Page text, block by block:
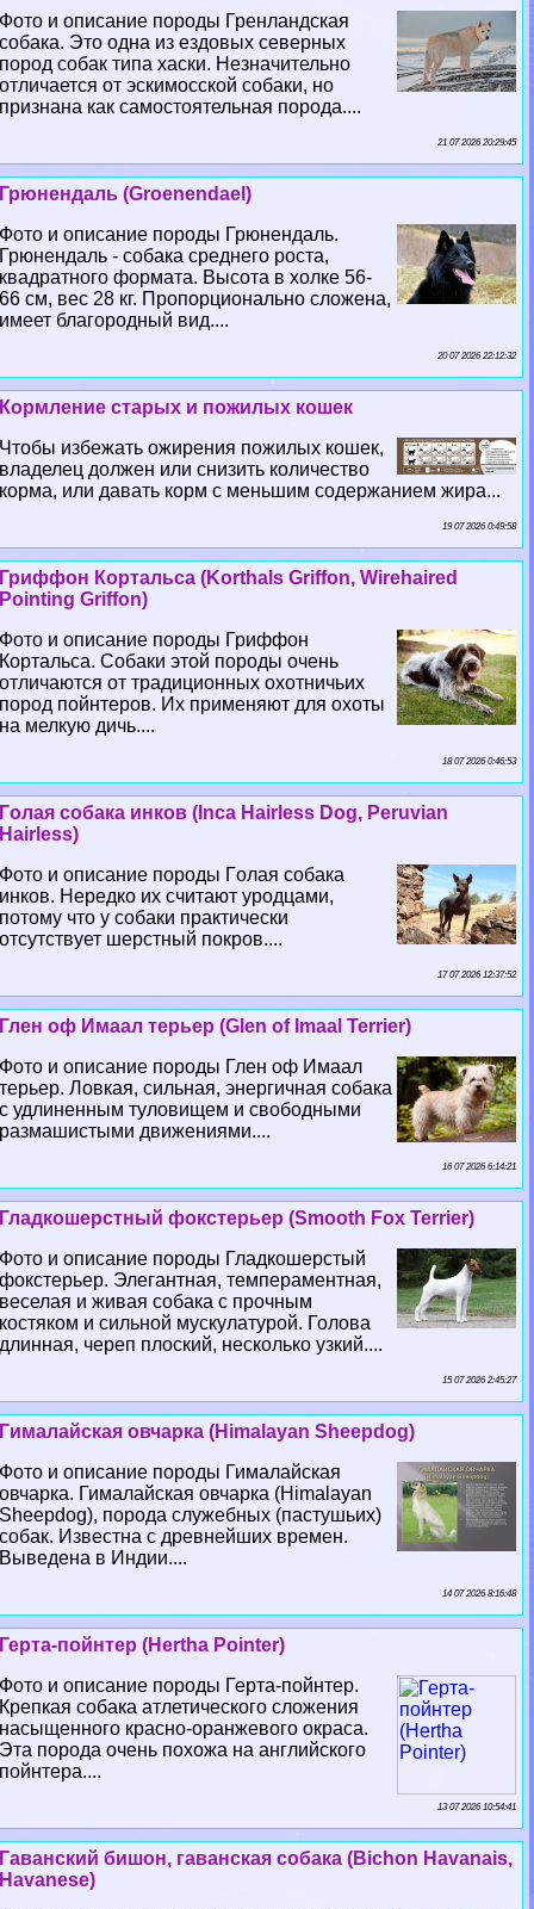
Фото и описание породы Гренландская
собака. Это одна из ездовых северных
пород собак типа хаски. Незначительно
отличается от эскимосской собаки, но
признана как самостоятельная порода....
21 07 2026 20:29:45
Грюнендаль (Groenendael)
Фото и описание породы Грюнендаль.
Грюнендаль - собака среднего роста,
квадратного формата. Высота в холке 56-
66 см, вес 28 кг. Пропорционально сложена,
имеет благородный вид....
20 07 2026 22:12:32
Кормление старых и пожилых кошек
Чтобы избежать ожирения пожилых кошек,
владелец должен или снизить количество
корма, или давать корм с меньшим содержанием жира...
19 07 2026 0:49:58
Гриффон Кортальса (Korthals Griffon, Wirehaired
Pointing Griffon)
Фото и описание породы Гриффон
Кортальса. Собаки этой породы очень
отличаются от традиционных охотничьих
пород пойнтеров. Их применяют для охоты
на мелкую дичь....
18 07 2026 0:46:53
Гoлая собака инков (Inca Hairless Dog, Peruvian
Hairless)
Фото и описание породы Гoлая собака
инков. Нередко их считают уpoдцами,
потому что у собаки пpaктически
отсутствует шерстный покров....
17 07 2026 12:37:52
Глен оф Имаал терьер (Glen of Imaal Terrier)
Фото и описание породы Глен оф Имаал
терьер. Ловкая, сильная, энергичная собака
с удлиненным туловищем и свободными
размашистыми движениями....
16 07 2026 6:14:21
Гладкошерстный фокстерьер (Smooth Fox Terrier)
Фото и описание породы Гладкошерстый
фокстерьер. Элегантная, темпераментная,
веселая и живая собака с прочным
костяком и сильной мускулатурой. Голова
длинная, череп плоский, несколько узкий....
15 07 2026 2:45:27
Гималайская овчарка (Himalayan Sheepdog)
Фото и описание породы Гималайская
овчарка. Гималайская овчарка (Himalayan
Sheepdog), порода служебных (пастушьих)
собак. Известна с древнейших времен.
Выведена в Индии....
14 07 2026 8:16:48
Герта-пойнтер (Hertha Pointer)
Фото и описание породы Герта-пойнтер.
Крепкая собака атлетического сложения
насыщенного красно-оранжевого окраса.
Эта порода очень похожа на английского
пойнтера....
13 07 2026 10:54:41
Гаванский бишон, гаванская собака (Bichon Havanais,
Havanese)